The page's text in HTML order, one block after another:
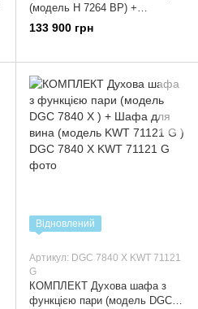
(модель Н 7264 ВР) +
Мікрохвильова шафа (модель
133 900 грн
Відновлений
Артикул: DGC 7840 X KWT 71121
G
КОМПЛЕКТ Духова шафа з
функцією пари (модель DGC